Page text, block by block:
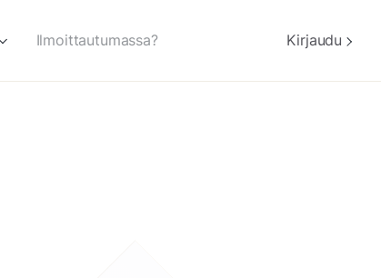
Ilmoittautumassa? Kirjaudu